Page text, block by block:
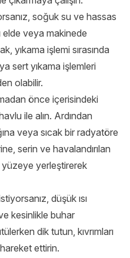
soğuk su ve hassas
elde veya makinede
yıkama işlemi sırasında
sert yıkama işlemleri
olabilir.
önce içerisindeki
ile alın. Ardından
veya sıcak bir radyatöre
serin ve havalandırılan
yerleştirerek
düşük ısı
kesinlikle buhar
dik tutun, kıvrımları
ettirin.